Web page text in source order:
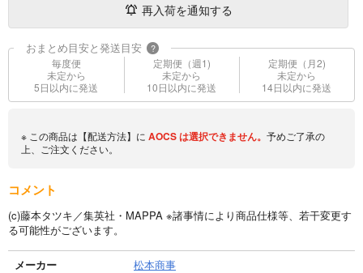
再入荷を通知する
おまとめ目安と発送目安 ?
毎度便
未定から
5日以内に発送
定期便（週1)
未定から
10日以内に発送
定期便（月2)
未定から
14日以内に発送
※ この商品は【配送方法】に AOCSは選択できません。 予めご了承の
上、ご注文ください。
コメント
(c)藤本タツキ／集英社・MAPPA ※諸事情により商品仕様等、若干変更す
る可能性がございます。
メーカー
松本商事